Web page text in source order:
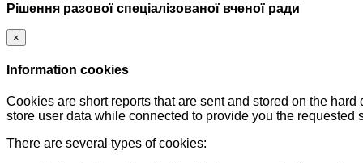
Рішення разової спеціалізованої вченої ради
×
Information cookies
Cookies are short reports that are sent and stored on the
store user data while connected to provide you the
There are several types of cookies: